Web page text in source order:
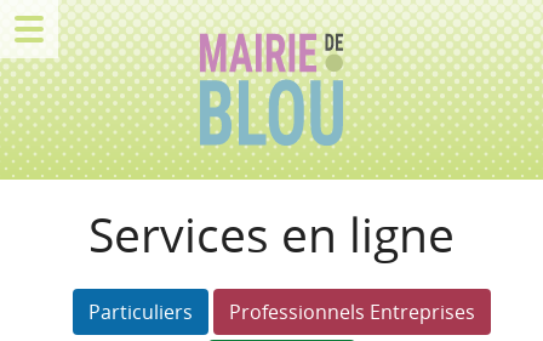
Services en ligne
Particuliers
Professionnels Entreprises